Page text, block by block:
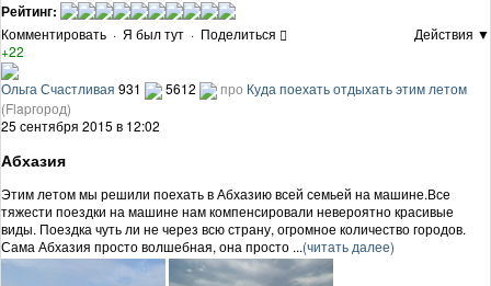
Рейтинг:
Комментировать · Я был тут · Поделиться
Действия ▼
+22
Ольга Счастливая 931 5612 про Куда поехать отдыхать этим летом
(Flapгород)
25 сентября 2015 в 12:02
Абхазия
Этим летом мы решили поехать в Абхазию всей семьей на машине.Все
тяжести поездки на машине нам компенсировали невероятно красивые
виды. Поездка чуть ли не через всю страну, огромное количество городов.
Сама Абхазия просто волшебная, она просто ...(читать далее)